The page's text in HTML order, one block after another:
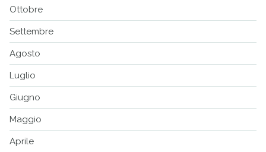
Ottobre
Settembre
Agosto
Luglio
Giugno
Maggio
Aprile